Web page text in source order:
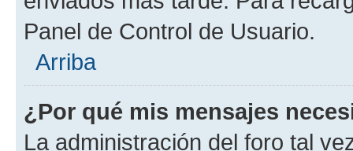
Panel de Control de Usuario.
Arriba
¿Por qué mis mensajes
La administración del foro tal